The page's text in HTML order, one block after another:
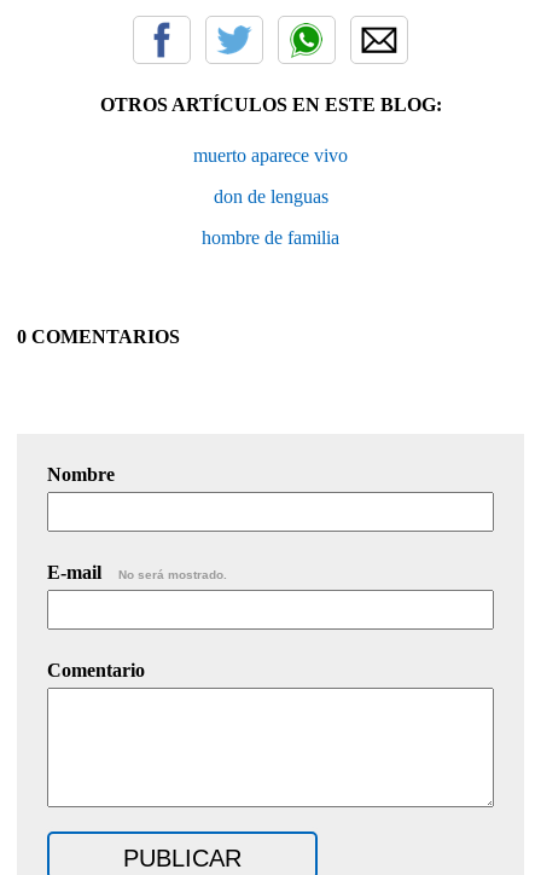
OTROS ARTÍCULOS EN ESTE BLOG:
muerto aparece vivo
don de lenguas
hombre de familia
0 COMENTARIOS
Nombre
E-mail No será mostrado.
Comentario